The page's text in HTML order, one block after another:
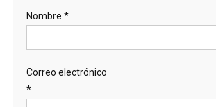
Nombre *
Correo electrónico
*